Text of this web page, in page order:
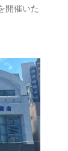
開催いた